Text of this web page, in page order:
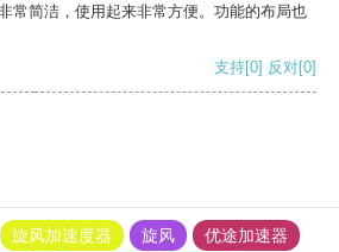
常简洁，使用起来非常方便。功能的布局也
支持[0] 反对[0]
旋风加速度器 旋风
优途加速器